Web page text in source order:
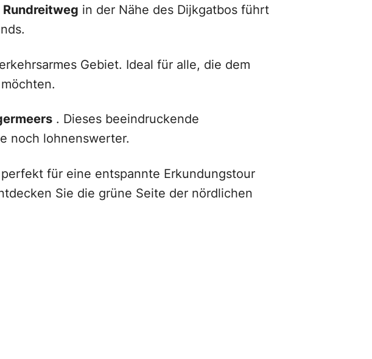
in der Nähe des Dijkgatbos führt
Gebiet. Ideal für alle, die dem
. Dieses beeindruckende
noch lohnenswerter.
für eine entspannte Erkundungstour
Sie die grüne Seite der nördlichen